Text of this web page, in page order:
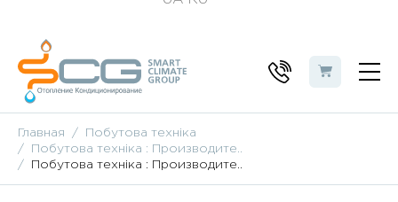
Главная
Побутова техніка
Побутова техніка : Производите..
Побутова техніка : Производите..